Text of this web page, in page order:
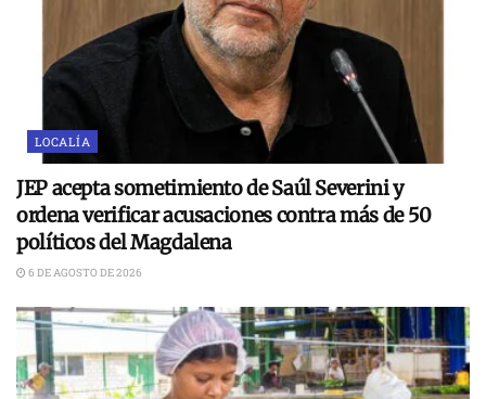
LOCALÍA
JEP acepta sometimiento de Saúl Severini y
ordena verificar acusaciones contra más de 50
políticos del Magdalena
6 DE AGOSTO DE 2026